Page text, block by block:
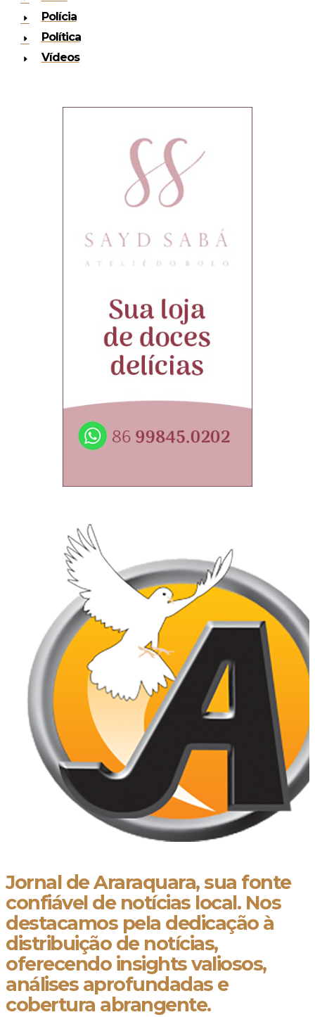
Polícia
Política
Vídeos
Jornal de Araraquara, sua fonte
confiável de notícias local. Nos
destacamos pela dedicação à
distribuição de notícias,
oferecendo insights valiosos,
análises aprofundadas e
cobertura abrangente.